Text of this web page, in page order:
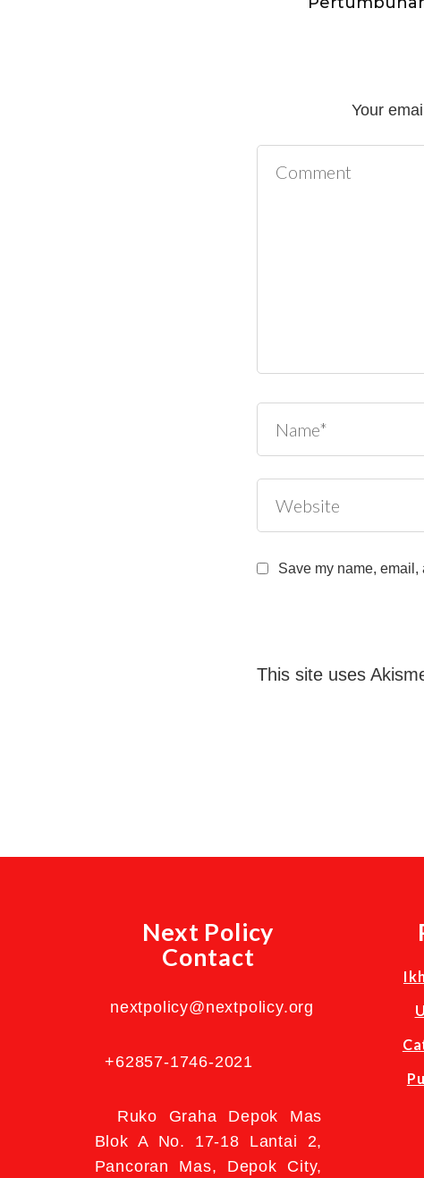
Your
Save my name, email,
This site uses
Next Policy
Contact
nextpolicy@nextpolicy.org
+62857-1746-2021
Ruko Graha Depok Mas
Blok A No. 17-18 Lantai 2,
Pancoran Mas, Depok City,